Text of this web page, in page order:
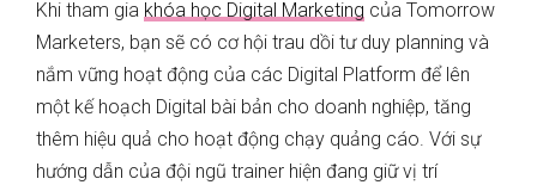
Khi tham gia khóa học Digital Marketing của Tomorrow
Marketers, bạn sẽ có cơ hội trau dồi tư duy planning và
nắm vững hoạt động của các Digital Platform để lên
một kế hoạch Digital bài bản cho doanh nghiệp, tăng
thêm hiệu quả cho hoạt động chạy quảng cáo. Với sự
hướng dẫn của đội ngũ trainer hiện đang giữ vị trí